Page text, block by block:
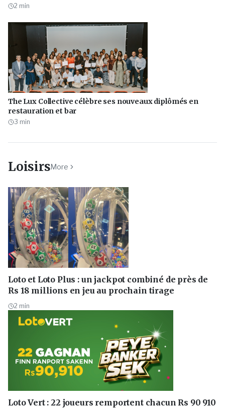
2 min
The Lux Collective célèbre ses nouveaux diplômés en
restauration et bar
3 min
LoisirsMore
Loto et Loto Plus : un jackpot combiné de près de
Rs 18 millions en jeu au prochain tirage
2 min
Loto Vert : 22 joueurs remportent chacun Rs 90 910